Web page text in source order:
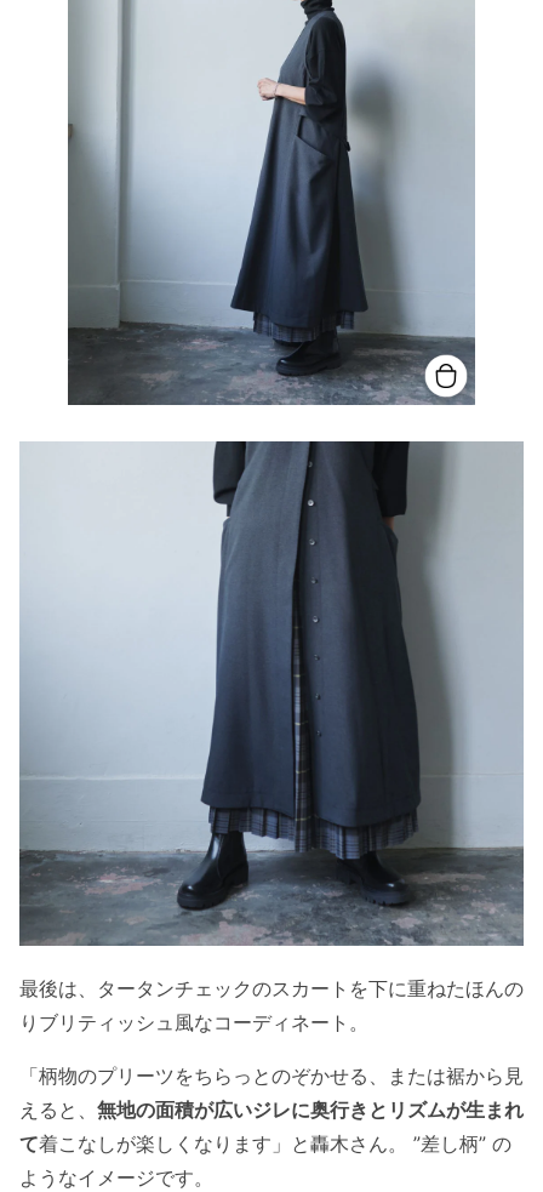
最後は、タータンチェックのスカートを下に重ねたほんの
りブリティッシュ風なコーディネート。
「柄物のプリーツをちらっとのぞかせる、または裾から見
えると、 無地の面積が広いジレに奥行きとリズムが生まれ
て着こなしが楽しくなります」と轟木さん。 ”差し柄” の
ようなイメージです。